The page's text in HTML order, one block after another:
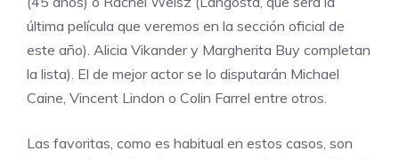
última película que veremos en la sección oficial de
este año). Alicia Vikander y Margherita Buy completan
la lista). El de mejor actor se lo disputarán Michael
Caine, Vincent Lindon o Colin Farrel entre otros.
Las favoritas, como es habitual en estos casos, son